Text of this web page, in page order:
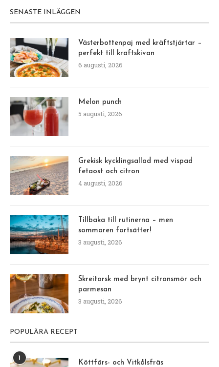
SENASTE INLÄGGEN
Västerbottenpaj med kräftstjärtar –
perfekt till kräftskivan
6 augusti, 2026
Melon punch
5 augusti, 2026
Grekisk kycklingsallad med vispad
fetaost och citron
4 augusti, 2026
Tillbaka till rutinerna – men
sommaren fortsätter!
3 augusti, 2026
Skreitorsk med brynt citronsmör och
parmesan
3 augusti, 2026
POPULÄRA RECEPT
Köttfärs- och Vitkålsfräs